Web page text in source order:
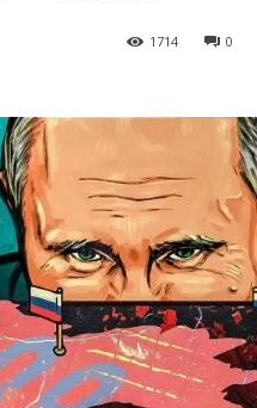
0
1714